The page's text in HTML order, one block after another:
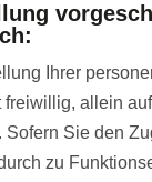
Ihrer
freiwillig, allein
Sofern Sie den
zu